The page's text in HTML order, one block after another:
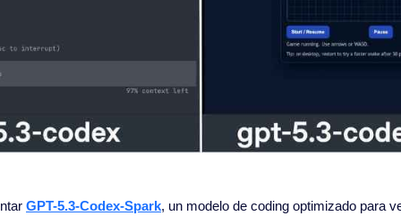
GPT-5.3-Codex-Spark, un modelo de coding optimizado para